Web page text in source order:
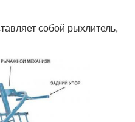
собой рыхлитель,